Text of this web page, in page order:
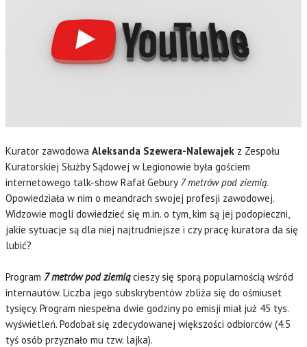
Kurator zawodowa Aleksanda Szewera-Nalewajek z Zespołu
Kuratorskiej Służby Sądowej w Legionowie była gościem
internetowego talk-show Rafał Gebury 7 metrów pod ziemią.
Opowiedziała w nim o meandrach swojej profesji zawodowej.
Widzowie mogli dowiedzieć się m.in. o tym, kim są jej podopieczni,
jakie sytuacje są dla niej najtrudniejsze i czy pracę kuratora da się
lubić?
Program 7 metrów pod ziemiącieszy się sporą popularnością wśród
internautów. Liczba jego subskrybentów zbliża się do ośmiuset
tysięcy. Program niespełna dwie godziny po emisji miał już 45 tys.
wyświetleń. Podobał się zdecydowanej większości odbiorców (4.5
tyś osób przyznało mu tzw. lajka).